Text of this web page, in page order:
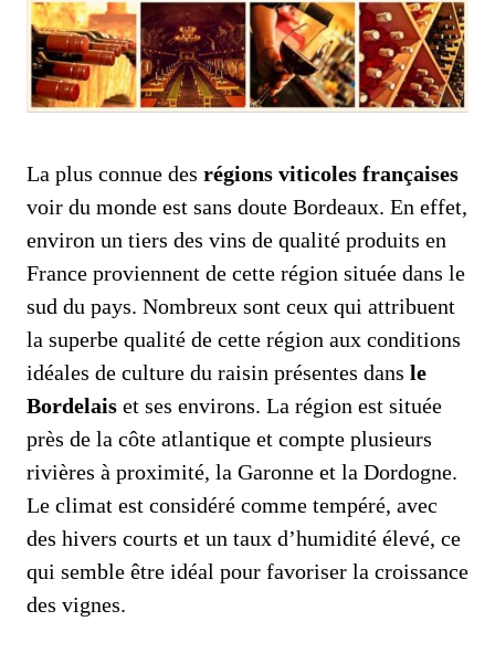
La plus connue des régions viticoles françaises
voir du monde est sans doute Bordeaux. En effet,
environ un tiers des vins de qualité produits en
France proviennent de cette région située dans le
sud du pays. Nombreux sont ceux qui attribuent
la superbe qualité de cette région aux conditions
idéales de culture du raisin présentes dans le
Bordelais et ses environs. La région est située
près de la côte atlantique et compte plusieurs
rivières à proximité, la Garonne et la Dordogne.
Le climat est considéré comme tempéré, avec
des hivers courts et un taux d’humidité élevé, ce
qui semble être idéal pour favoriser la croissance
des vignes.